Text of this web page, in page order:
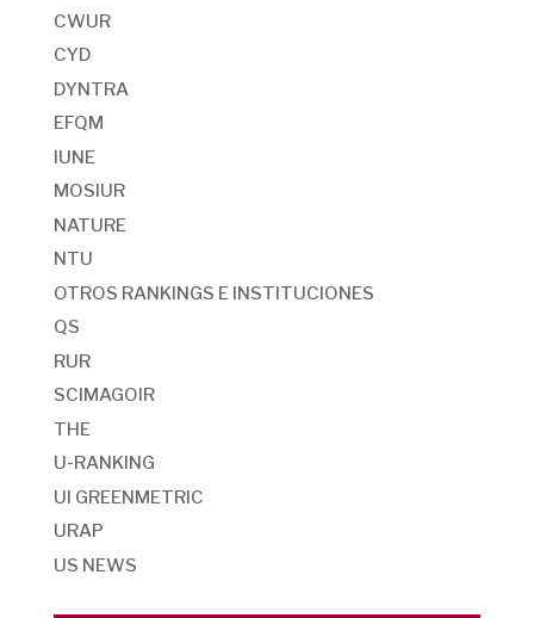
CWUR
CYD
DYNTRA
EFQM
IUNE
MOSIUR
NATURE
NTU
OTROS RANKINGS E INSTITUCIONES
QS
RUR
SCIMAGOIR
THE
U-RANKING
UI GREENMETRIC
URAP
US NEWS